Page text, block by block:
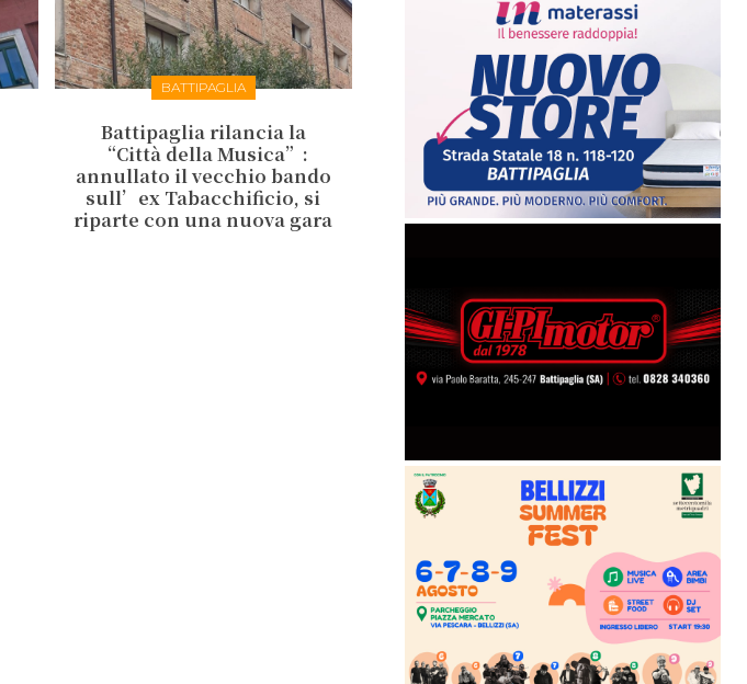
BATTIPAGLIA
Battipaglia rilancia la
“Città della Musica”:
annullato il vecchio bando
sull’ex Tabacchificio, si
riparte con una nuova gara